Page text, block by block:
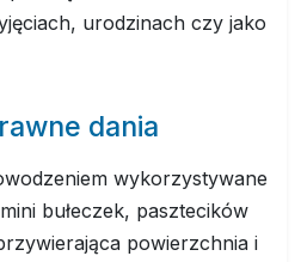
urodzinach czy jako
dania
wykorzystywane
bułeczek, pasztecików
powierzchnia i